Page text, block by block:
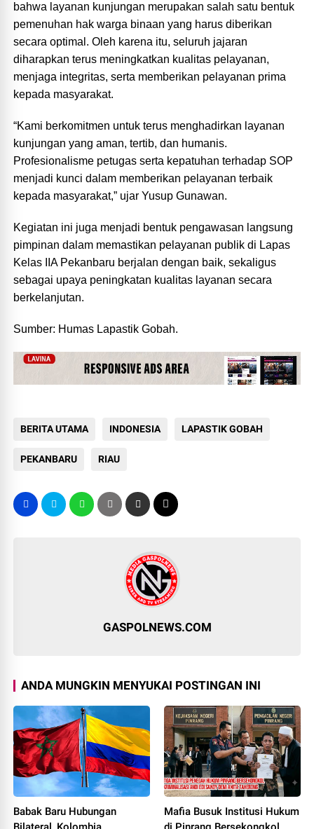
bahwa layanan kunjungan merupakan salah satu bentuk
pemenuhan hak warga binaan yang harus diberikan
secara optimal. Oleh karena itu, seluruh jajaran
diharapkan terus meningkatkan kualitas pelayanan,
menjaga integritas, serta memberikan pelayanan prima
kepada masyarakat.
“Kami berkomitmen untuk terus menghadirkan layanan
kunjungan yang aman, tertib, dan humanis.
Profesionalisme petugas serta kepatuhan terhadap SOP
menjadi kunci dalam memberikan pelayanan terbaik
kepada masyarakat,” ujar Yusup Gunawan.
Kegiatan ini juga menjadi bentuk pengawasan langsung
pimpinan dalam memastikan pelayanan publik di Lapas
Kelas IIA Pekanbaru berjalan dengan baik, sekaligus
sebagai upaya peningkatan kualitas layanan secara
berkelanjutan.
Sumber: Humas Lapastik Gobah.
BERITA UTAMA INDONESIA LAPASTIK GOBAH
PEKANBARU RIAU
GASPOLNEWS.COM
ANDA MUNGKIN MENYUKAI POSTINGAN INI
Babak Baru Hubungan
Mafia Busuk Institusi Hukum